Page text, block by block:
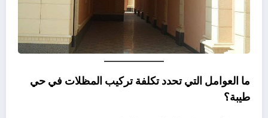
ما العوامل التي تحدد تكلفة تركيب المظلات في حي
طيبة؟